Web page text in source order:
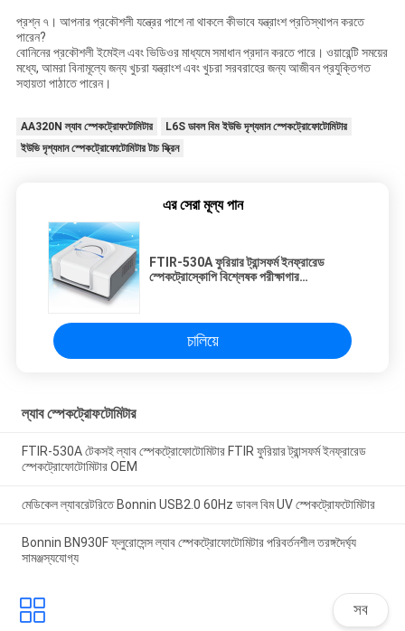
প্রশ্ন ৭। আপনার প্রকৌশলী যন্ত্রের পাশে না থাকলে কীভাবে যন্ত্রাংশ প্রতিস্থাপন করতে
পারেন?
বোনিনের প্রকৌশলী ইমেইল এবং ভিডিওর মাধ্যমে সমাধান প্রদান করতে পারে। ওয়ারেন্টি সময়ের
মধ্যে, আমরা বিনামূল্যে জন্য খুচরা যন্ত্রাংশ এবং খুচরা সরবরাহের জন্য আজীবন প্রযুক্তিগত
সহায়তা পাঠাতে পারেন।
AA320N ল্যাব স্পেকট্রোফটোমিটার
L6S ডাবল বিম ইউভি দৃশ্যমান স্পেকট্রোফোটোমিটার
ইউভি দৃশ্যমান স্পেকট্রোফোটোমিটার টাচ স্ক্রিন
এর সেরা মূল্য পান
FTIR-530A ফুরিয়ার ট্রান্সফর্ম ইনফ্রারেড
স্পেকট্রোস্কোপি বিশ্লেষক পরীক্ষাগার
চালিয়ে
ল্যাব স্পেকট্রোফটোমিটার
FTIR-530A টেকসই ল্যাব স্পেকট্রোফোটোমিটার FTIR ফুরিয়ার ট্রান্সফর্ম ইনফ্রারেড
স্পেকট্রোফোটোমিটার OEM
মেডিকেল ল্যাবরেটরিতে Bonnin USB2.0 60Hz ডাবল বিম UV স্পেকট্রোফটোমিটার
Bonnin BN930F ফ্লুরোসেন্স ল্যাব স্পেকট্রোফোটোমিটার পরিবর্তনশীল তরঙ্গদৈর্ঘ্য
সামঞ্জস্যযোগ্য
সব